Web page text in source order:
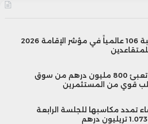
المغرب في المرتبة 106 عالمياً في مؤشر الإقامة 2026
الخزينة المغربية تعبئ 800 مليون درهم من سوق
قوي من المستثمرين
تمدد مكاسبها للجلسة الرابعة